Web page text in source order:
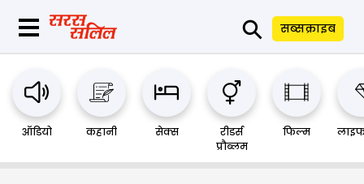
⚲ सब्सक्राइब
ऑडियो कहानी सेक्स
रीडर्स
प्रौब्लम
फिल्म